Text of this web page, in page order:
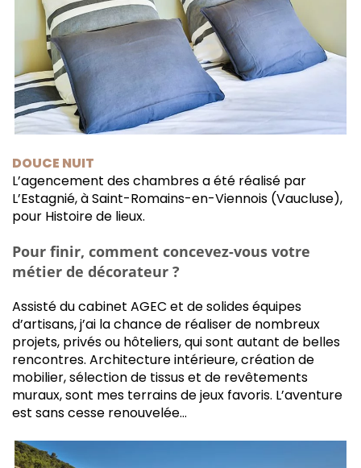
DOUCE NUIT
L’agencement des chambres a été réalisé par
L’Estagnié, à Saint-Romains-en-Viennois (Vaucluse),
pour Histoire de lieux.
Pour finir, comment concevez-vous votre
métier de décorateur ?
Assisté du cabinet AGEC et de solides équipes
d’artisans, j’ai la chance de réaliser de nombreux
projets, privés ou hôteliers, qui sont autant de belles
rencontres. Architecture intérieure, création de
mobilier, sélection de tissus et de revêtements
muraux, sont mes terrains de jeux favoris. L’aventure
est sans cesse renouvelée…